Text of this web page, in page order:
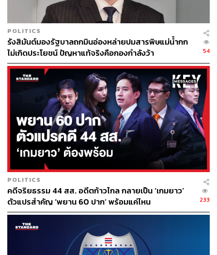
ผ่านเฟซบุ๊กส่วนตัวว่า ตามประมวลวิธีพิจารณาความแพ่ง
มาตรา 32 (2) ระบุว่า การกล่าวหรือแสดงข้อความที่เข้า
ลักษณะเป็นความผิดฐานละเมิดอำนาจศาลตามกฎหมาย
มาตรานี้ จะต้องเป็นการกระทำในระหว่างการพิจารณาคดี
ไปจนมีคำพิพากษาเป็นที่สุด เรื่องนี้ สฤณีเขียนบทความ
วิจารณ์คำพิพากษาของศาลฎีกา ภายหลังที่ศาลได้มีคำ
พิพากษาเป็นที่สุดแล้ว จึงไม่เป็นความผิดฐานละเมิดอำนาจ
ศาลตามกฎหมายมาตรานี้
พนัส ระบุด้วยว่า ส่วนจะเป็นความผิดฐานดูหมิ่นหรือหมิ่น
ประมาทผู้พิพากษาในการพิจารณาพิพากษาคดี ซึ่งเป็นความ
ผิดอาญาตามประมวลกฎหมายอาญามาตรา 198 หรือไม่ จะ
ต้องมีการแจ้งความร้องทุกข์เพื่อให้มีการสอบสวนดำเนินคดี
อาญากับผู้ถูกกล่าวหาว่าได้กระทำความผิดดังกล่าวตามขั้น
ตอนและกระบวนการที่กำหนดโดยบทบัญญัติประมวล
กฎหมายวิธีพิจารณาคดีอาญา กล่าวคือ จะต้องมีการ
สอบสวนโดยพนักงานสอบสวนแล้วส่งให้พนักงานอัยการ
พิจารณาว่าเป็นความผิดตามข้อกล่าวหาหรือไม่
“ไม่ใช่ออกหมายเรียกตัวไปไต่สวนว่ากระทำผิดฐานละเมิด
อำนาจศาลหรือไม่ ดังเช่นในกรณีนี้ เพราะกรณีไม่เป็นการ
ละเมิดอำนาจศาลดังกล่าวข้างต้น” พนัส ระบุ
POLITICS
รังสิมันต์มองรัฐบาลถกมินอ่องหล่ายปมสารพิษแม่น้ำกก
ไม่เกิดประโยชน์ ปัญหาแท้จริงคือกองกำลังว้า
54
POLITICS
คดีจริยธรรม 44 สส. อดีตก้าวไกล กลายเป็น ‘เกมยาว’
ตัวแปรสำคัญ ‘พยาน 60 ปาก’ พร้อมแค่ไหน
233